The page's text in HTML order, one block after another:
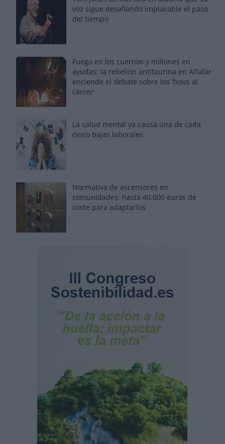
voz sigue desafiando implacable el paso
del tiempo
Fuego en los cuernos y millones en
ayudas: la rebelión antitaurina en Alfafar
enciende el debate sobre los 'bous al
carrer'
La salud mental ya causa una de cada
cinco bajas laborales
Normativa de ascensores en
comunidades: hasta 40.000 euros de
coste para adaptarlos